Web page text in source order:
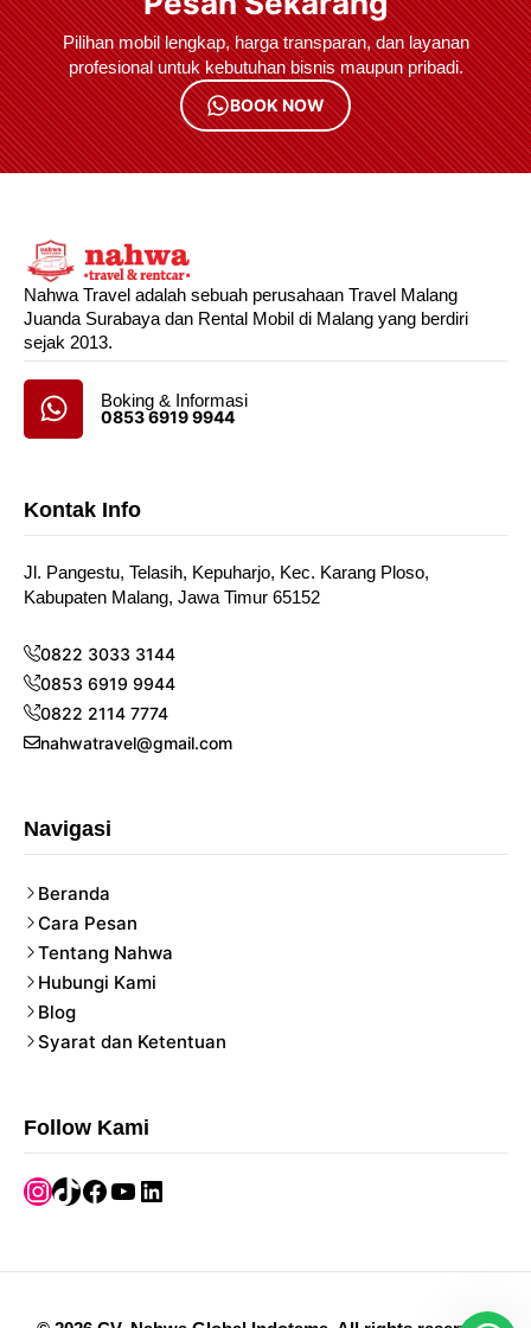
Pilihan mobil lengkap, harga transparan, dan layanan
profesional untuk kebutuhan bisnis maupun pribadi.
BOOK NOW
Nahwa Travel adalah sebuah perusahaan Travel Malang
Juanda Surabaya dan Rental Mobil di Malang yang berdiri
sejak 2013.
Boking & Informasi
0853 6919 9944
Kontak Info
Jl. Pangestu, Telasih, Kepuharjo, Kec. Karang Ploso,
Kabupaten Malang, Jawa Timur 65152
0822 3033 3144
0853 6919 9944
0822 2114 7774
nahwatravel@gmail.com
Navigasi
Beranda
Cara Pesan
Tentang Nahwa
Hubungi Kami
Blog
Syarat dan Ketentuan
Follow Kami
Instagram
TikTok
Facebook
YouTube
LinkedIn